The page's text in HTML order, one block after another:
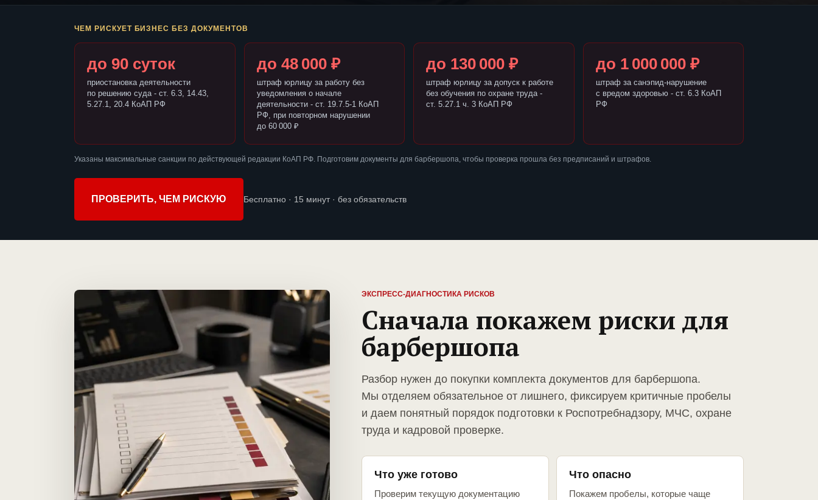
ЧЕМ РИСКУЕТ БИЗНЕС БЕЗ ДОКУМЕНТОВ
до 90 суток
приостановка деятельности
по решению суда - ст. 6.3, 14.43,
5.27.1, 20.4 КоАП РФ
до 48 000 ₽
штраф юрлицу за работу без
уведомления о начале
деятельности - ст. 19.7.5-1 КоАП
РФ, при повторном нарушении
до 60 000 ₽
до 130 000 ₽
штраф юрлицу за допуск к работе
без обучения по охране труда -
ст. 5.27.1 ч. 3 КоАП РФ
до 1 000 000 ₽
штраф за санэпид-нарушение
с вредом здоровью - ст. 6.3 КоАП
РФ
Указаны максимальные санкции по действующей редакции КоАП РФ. Подготовим документы для барбершопа, чтобы проверка прошла без предписаний и штрафов.
ПРОВЕРИТЬ, ЧЕМ РИСКУЮ Бесплатно · 15 минут · без обязательств
ЭКСПРЕСС-ДИАГНОСТИКА РИСКОВ
Сначала покажем риски для
барбершопа
Разбор нужен до покупки комплекта документов для барбершопа.
Мы отделяем обязательное от лишнего, фиксируем критичные пробелы
и даем понятный порядок подготовки к Роспотребнадзору, МЧС, охране
труда и кадровой проверке.
Что уже готово
Проверим текущую документацию
Что опасно
Покажем пробелы, которые чаще